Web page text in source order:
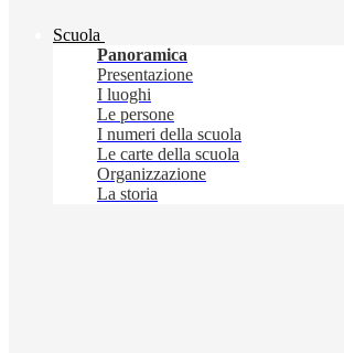
Scuola
Panoramica
Presentazione
I luoghi
Le persone
I numeri della scuola
Le carte della scuola
Organizzazione
La storia